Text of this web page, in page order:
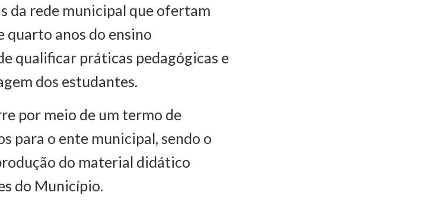
da rede municipal que ofertam
quarto anos do ensino
qualificar práticas pedagógicas e
dos estudantes.
por meio de um termo de
para o ente municipal, sendo o
do material didático
do Município.